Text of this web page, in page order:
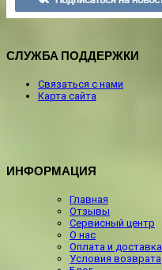
СЛУЖБА ПОДДЕРЖКИ
Связаться с нами
Карта сайта
ИНФОРМАЦИЯ
Главная
Отзывы
Сервисный центр
О нас
Оплата и доставка
Условия возврата